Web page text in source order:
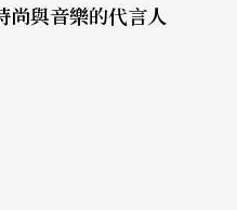
此樂器為創作中心的曲
佛瑞
鮑德 時尚與音樂的代言人